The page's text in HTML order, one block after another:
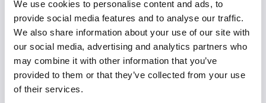
We use cookies to personalise content and ads, to
provide social media features and to analyse our traffic.
We also share information about your use of our site with
our social media, advertising and analytics partners who
may combine it with other information that you’ve
provided to them or that they’ve collected from your use
of their services.
Populära jobb inom Pedagogik i Gnesta
Speciallärare i svenska F-6 Frejaskolan
GNESTA KOMMUN
Speciallärare, grundskola